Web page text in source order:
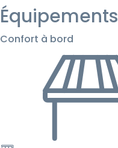
Équipements
Confort à bord